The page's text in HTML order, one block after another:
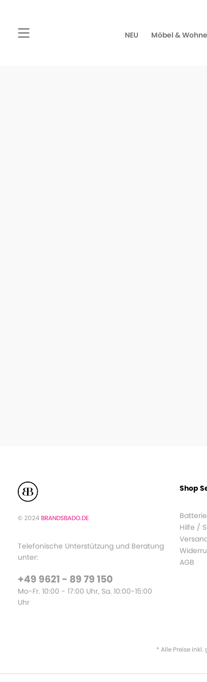
NEU Möbel &
© 2024 BRANDSBADO.DE
Telefonische Unterstützung und Beratung
unter:
+49 9621 - 89 79 150
Mo-Fr. 10:00 - 17:00 Uhr, Sa. 10:00-15:00
Uhr
Shop
Hilfe /
AGB
* Alle Preise inkl.